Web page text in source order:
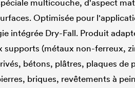
multicouche, d'aspect
Optimisée pour
intégrée Dry-Fall. Produit
supports (métaux non-ferreux,
bétons, plâtres, plaques de
briques, revêtements à